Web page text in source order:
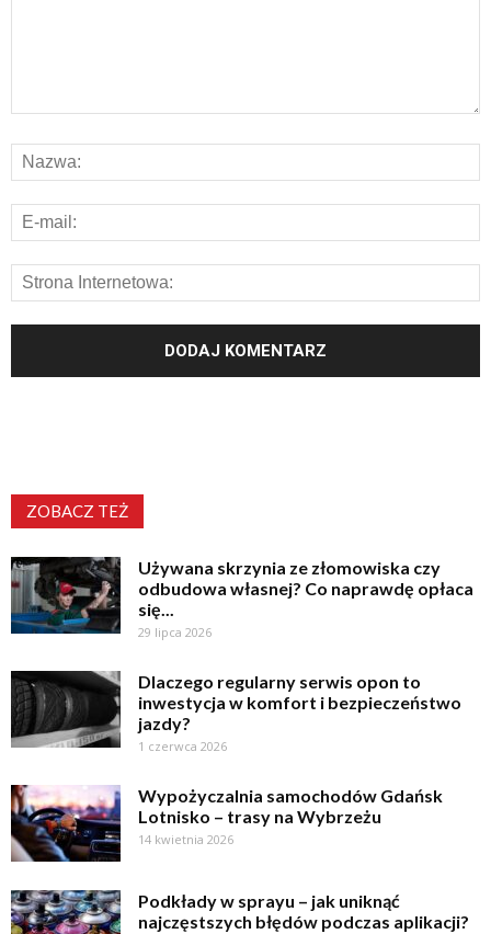
ZOBACZ TEŻ
Używana skrzynia ze złomowiska czy
odbudowa własnej? Co naprawdę opłaca
się...
29 lipca 2026
Dlaczego regularny serwis opon to
inwestycja w komfort i bezpieczeństwo
jazdy?
1 czerwca 2026
Wypożyczalnia samochodów Gdańsk
Lotnisko – trasy na Wybrzeżu
14 kwietnia 2026
Podkłady w sprayu – jak uniknąć
najczęstszych błędów podczas aplikacji?